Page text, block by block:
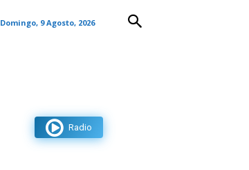
Domingo, 9 Agosto, 2026
Radio